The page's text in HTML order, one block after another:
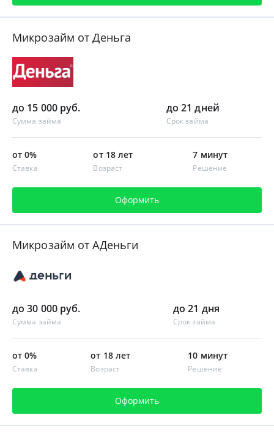
Микрозайм от Деньга
до 15 000 руб.
Сумма займа
до 21 дней
Срок займа
от 0%
Ставка
от 18 лет
Возраст
7 минут
Решение
Оформить
Микрозайм от АДеньги
до 30 000 руб.
Сумма займа
до 21 дня
Срок займа
от 0%
Ставка
от 18 лет
Возраст
10 минут
Решение
Оформить